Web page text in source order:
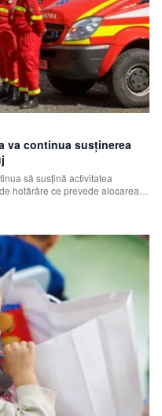
va continua susținerea
să susțină activitatea
hotărâre ce prevede alocarea